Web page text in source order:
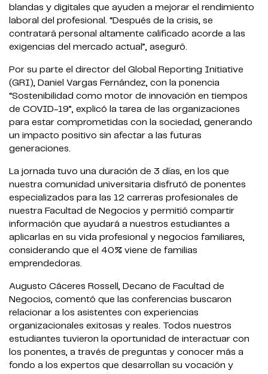
blandas y digitales que ayuden a mejorar el rendimiento
laboral del profesional. “Después de la crisis, se
contratará personal altamente calificado acorde a las
exigencias del mercado actual”, aseguró.
Por su parte el director del Global Reporting Initiative
(GRI), Daniel Vargas Fernández, con la ponencia
“Sostenibilidad como motor de innovación en tiempos
de COVID-19”, explicó la tarea de las organizaciones
para estar comprometidas con la sociedad, generando
un impacto positivo sin afectar a las futuras
generaciones.
La jornada tuvo una duración de 3 días, en los que
nuestra comunidad universitaria disfrutó de ponentes
especializados para las 12 carreras profesionales de
nuestra Facultad de Negocios y permitió compartir
información que ayudará a nuestros estudiantes a
aplicarlas en su vida profesional y negocios familiares,
considerando que el 40% viene de familias
emprendedoras.
Augusto Cáceres Rossell, Decano de Facultad de
Negocios, comentó que las conferencias buscaron
relacionar a los asistentes con experiencias
organizacionales exitosas y reales. Todos nuestros
estudiantes tuvieron la oportunidad de interactuar con
los ponentes, a través de preguntas y conocer más a
fondo a los expertos que desarrollan su vocación y